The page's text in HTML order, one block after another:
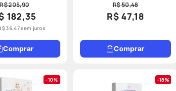
R$ 205,90
182,35
36,47sem juros
Comprar
R$ 50,48
R$ 47,18
Comprar
10% 18%